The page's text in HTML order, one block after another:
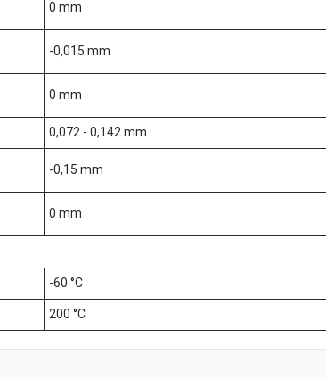
0 mm
-0,015 mm
0 mm
0,072 - 0,142 mm
-0,15 mm
0 mm
-60 °C
200 °C